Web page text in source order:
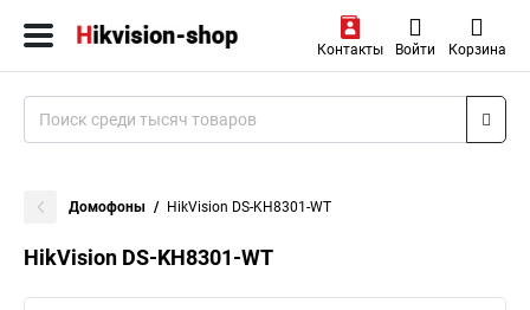
Контакты Войти Корзина
Домофоны HikVision DS-KH8301-WT
HikVision DS-KH8301-WT